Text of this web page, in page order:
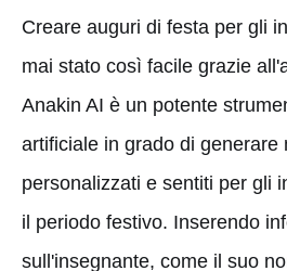
Creare auguri di festa per gli
mai stato così facile grazie
Anakin AI è un potente
artificiale in grado di generare
personalizzati e sentiti per gli
il periodo festivo. Inserendo
sull'insegnante, come il suo